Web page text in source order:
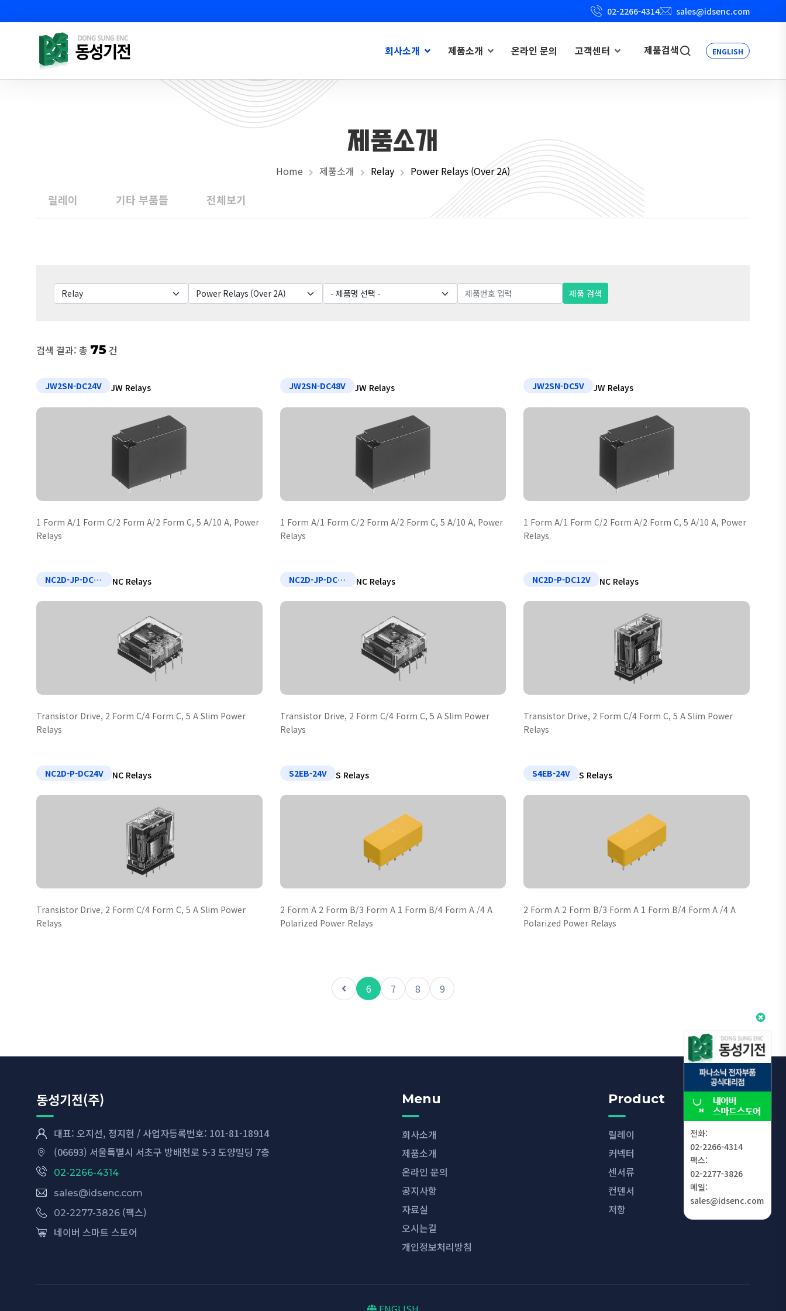
02-2266-4314 sales@idsenc.com
회사소개 제품소개 온라인 문의 고객센터 제품검색 ENGLISH
제품소개
Home 제품소개 Relay Power Relays (Over 2A)
릴레이 기타 부품들 전체보기
검색 결과: 총 75 건
JW2SN-DC24V JW Relays
1 Form A/1 Form C/2 Form A/2 Form C, 5 A/10 A, Power
Relays
JW2SN-DC48V JW Relays
1 Form A/1 Form C/2 Form A/2 Form C, 5 A/10 A, Power
Relays
JW2SN-DC5V JW Relays
1 Form A/1 Form C/2 Form A/2 Form C, 5 A/10 A, Power
Relays
NC2D-JP-DC12V NC Relays
Transistor Drive, 2 Form C/4 Form C, 5 A Slim Power
Relays
NC2D-JP-DC24V NC Relays
Transistor Drive, 2 Form C/4 Form C, 5 A Slim Power
Relays
NC2D-P-DC12V NC Relays
Transistor Drive, 2 Form C/4 Form C, 5 A Slim Power
Relays
NC2D-P-DC24V NC Relays
Transistor Drive, 2 Form C/4 Form C, 5 A Slim Power
Relays
S2EB-24V S Relays
2 Form A 2 Form B/3 Form A 1 Form B/4 Form A /4 A
Polarized Power Relays
S4EB-24V S Relays
2 Form A 2 Form B/3 Form A 1 Form B/4 Form A /4 A
Polarized Power Relays
6 7 8 9
동성기전(주)
대표: 오지선, 정지현 / 사업자등록번호: 101-81-18914
(06693) 서울특별시 서초구 방배천로 5-3 도양빌딩 7층
02-2266-4314
sales@idsenc.com
02-2277-3826 (팩스)
네이버 스마트 스토어
Menu
회사소개
제품소개
온라인 문의
공지사항
자료실
오시는길
개인정보처리방침
Product
릴레이
커넥터
센서류
컨덴서
저항
전화:
02-2266-4314
팩스:
02-2277-3826
메일:
sales@idsenc.com